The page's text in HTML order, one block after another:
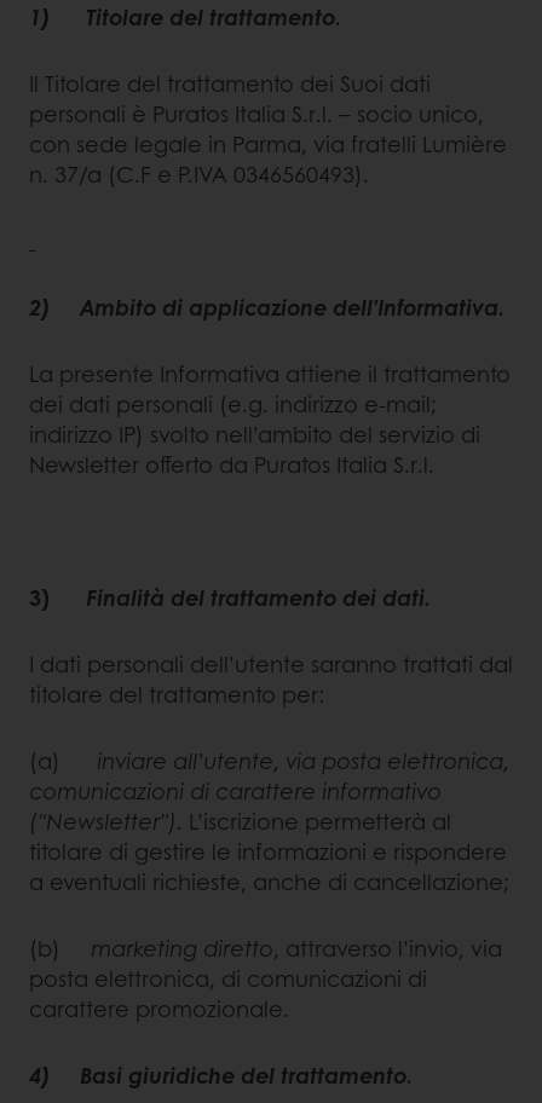
1) Titolare del trattamento.
Il Titolare del trattamento dei Suoi dati
personali è Puratos Italia S.r.l. – socio unico,
con sede legale in Parma, via fratelli Lumière
n. 37/a (C.F e P.IVA 0346560493).
2) Ambito di applicazione dell’Informativa.
La presente Informativa attiene il trattamento
dei dati personali (e.g. indirizzo e-mail;
indirizzo IP) svolto nell’ambito del servizio di
Newsletter offerto da Puratos Italia S.r.l.
3) Finalità del trattamento dei dati.
I dati personali dell’utente saranno trattati dal
titolare del trattamento per:
(a) inviare all’utente, via posta elettronica,
comunicazioni di carattere informativo
("Newsletter"). L’iscrizione permetterà al
titolare di gestire le informazioni e rispondere
a eventuali richieste, anche di cancellazione;
(b) marketing diretto, attraverso l’invio, via
posta elettronica, di comunicazioni di
carattere promozionale.
4) Basi giuridiche del trattamento.